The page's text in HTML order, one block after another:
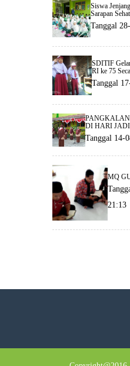
Siswa
Sarapan
Tanggal
SDITIF
RI ke 75
Tanggal
DI HARI
Tanggal 14-
MQ
21:13